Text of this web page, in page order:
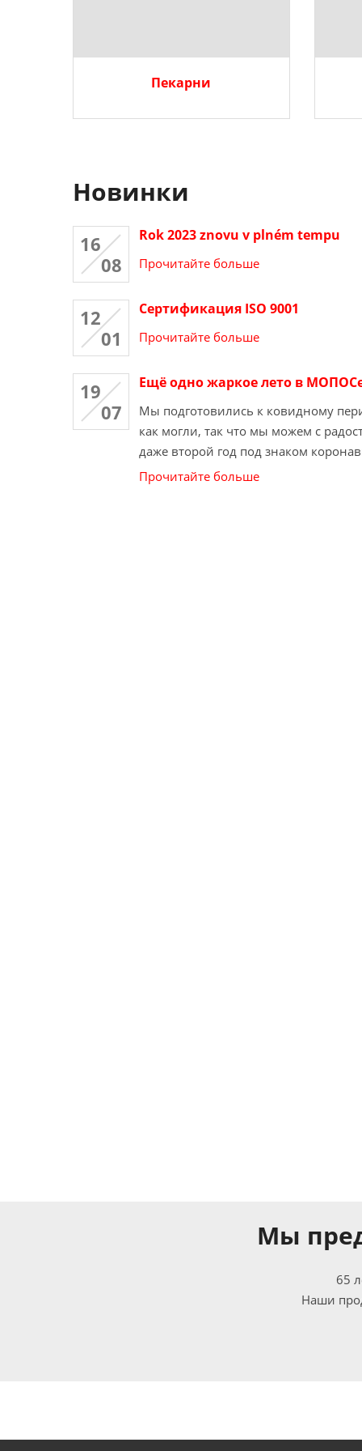
Пекарни
Новинки
16
08
Rok 2023 znovu v plném tempu
Прочитайте больше
12
01
Сертификация ISO 9001
Прочитайте больше
19
07
Ещё одно жаркое лето в
Мы подготовились к ковидному
как могли, так что мы можем с
даже второй год под знаком
Прочитайте больше
Mы
65
Наши